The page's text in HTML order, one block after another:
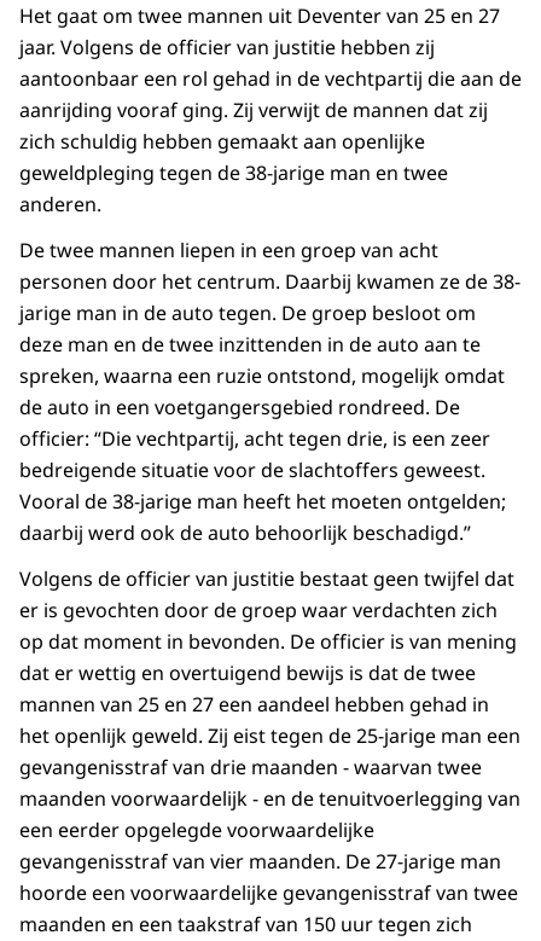
Het gaat om twee mannen uit Deventer van 25 en 27
jaar. Volgens de officier van justitie hebben zij
aantoonbaar een rol gehad in de vechtpartij die aan de
aanrijding vooraf ging. Zij verwijt de mannen dat zij
zich schuldig hebben gemaakt aan openlijke
geweldpleging tegen de 38-jarige man en twee
anderen.
De twee mannen liepen in een groep van acht
personen door het centrum. Daarbij kwamen ze de 38-
jarige man in de auto tegen. De groep besloot om
deze man en de twee inzittenden in de auto aan te
spreken, waarna een ruzie ontstond, mogelijk omdat
de auto in een voetgangersgebied rondreed. De
officier: “Die vechtpartij, acht tegen drie, is een zeer
bedreigende situatie voor de slachtoffers geweest.
Vooral de 38-jarige man heeft het moeten ontgelden;
daarbij werd ook de auto behoorlijk beschadigd.”
Volgens de officier van justitie bestaat geen twijfel dat
er is gevochten door de groep waar verdachten zich
op dat moment in bevonden. De officier is van mening
dat er wettig en overtuigend bewijs is dat de twee
mannen van 25 en 27 een aandeel hebben gehad in
het openlijk geweld. Zij eist tegen de 25-jarige man een
gevangenisstraf van drie maanden - waarvan twee
maanden voorwaardelijk - en de tenuitvoerlegging van
een eerder opgelegde voorwaardelijke
gevangenisstraf van vier maanden. De 27-jarige man
hoorde een voorwaardelijke gevangenisstraf van twee
maanden en een taakstraf van 150 uur tegen zich